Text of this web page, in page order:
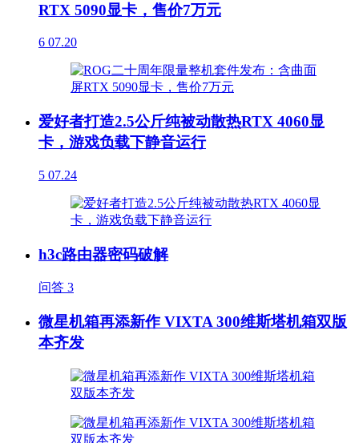
RTX 5090显卡，售价7万元
6 07.20
爱好者打造2.5公斤纯被动散热RTX 4060显
卡，游戏负载下静音运行
5 07.24
h3c路由器密码破解
问答 3
微星机箱再添新作 VIXTA 300维斯塔机箱双版
本齐发